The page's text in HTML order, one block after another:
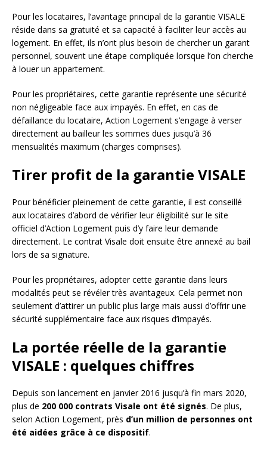
Pour les locataires, l’avantage principal de la garantie VISALE
réside dans sa gratuité et sa capacité à faciliter leur accès au
logement. En effet, ils n’ont plus besoin de chercher un garant
personnel, souvent une étape compliquée lorsque l’on cherche
à louer un appartement.
Pour les propriétaires, cette garantie représente une sécurité
non négligeable face aux impayés. En effet, en cas de
défaillance du locataire, Action Logement s’engage à verser
directement au bailleur les sommes dues jusqu’à 36
mensualités maximum (charges comprises).
Tirer profit de la garantie VISALE
Pour bénéficier pleinement de cette garantie, il est conseillé
aux locataires d’abord de vérifier leur éligibilité sur le site
officiel d’Action Logement puis d’y faire leur demande
directement. Le contrat Visale doit ensuite être annexé au bail
lors de sa signature.
Pour les propriétaires, adopter cette garantie dans leurs
modalités peut se révéler très avantageux. Cela permet non
seulement d’attirer un public plus large mais aussi d’offrir une
sécurité supplémentaire face aux risques d’impayés.
La portée réelle de la garantie
VISALE : quelques chiffres
Depuis son lancement en janvier 2016 jusqu’à fin mars 2020,
plus de 200 000 contrats Visale ont été signés. De plus,
selon Action Logement, près d’un million de personnes ont
été aidées grâce à ce dispositif.